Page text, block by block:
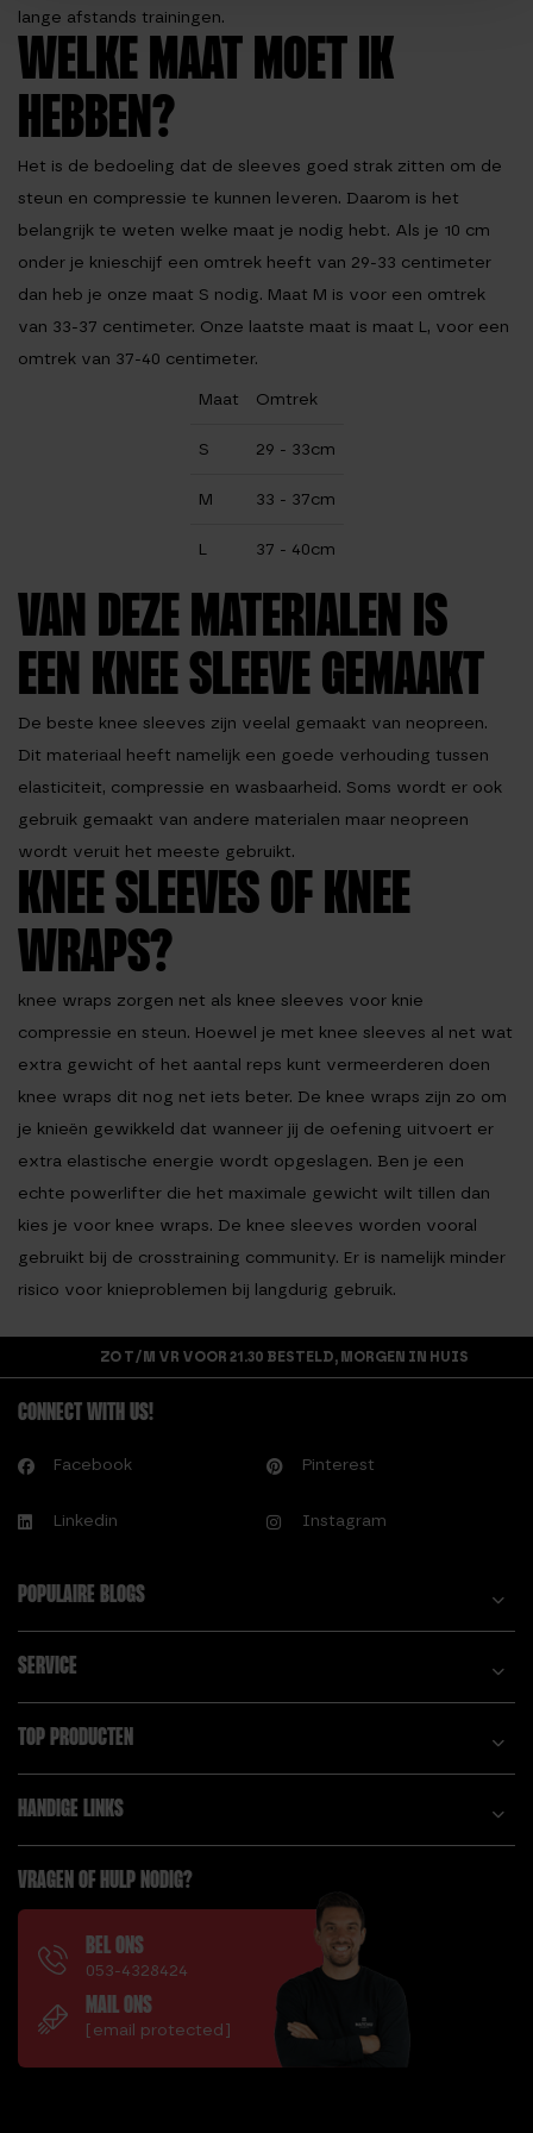
lange afstands trainingen.
WELKE MAAT MOET IK
HEBBEN?
Het is de bedoeling dat de sleeves goed strak zitten om de
steun en compressie te kunnen leveren. Daarom is het
belangrijk te weten welke maat je nodig hebt. Als je 10 cm
onder je knieschijf een omtrek heeft van 29-33 centimeter
dan heb je onze maat S nodig. Maat M is voor een omtrek
van 33-37 centimeter. Onze laatste maat is maat L, voor een
omtrek van 37-40 centimeter.
Maat
Omtrek
S 29 - 33cm
M 33 - 37cm
L 37 - 40cm
VAN DEZE MATERIALEN IS
EEN KNEE SLEEVE GEMAAKT
De beste knee sleeves zijn veelal gemaakt van neopreen.
Dit materiaal heeft namelijk een goede verhouding tussen
elasticiteit, compressie en wasbaarheid. Soms wordt er ook
gebruik gemaakt van andere materialen maar neopreen
wordt veruit het meeste gebruikt.
KNEE SLEEVES OF KNEE
WRAPS?
knee wraps zorgen net als knee sleeves voor knie
compressie en steun. Hoewel je met knee sleeves al net wat
extra gewicht of het aantal reps kunt vermeerderen doen
knee wraps dit nog net iets beter. De knee wraps zijn zo om
je knieën gewikkeld dat wanneer jij de oefening uitvoert er
extra elastische energie wordt opgeslagen. Ben je een
echte powerlifter die het maximale gewicht wilt tillen dan
kies je voor knee wraps. De knee sleeves worden vooral
gebruikt bij de crosstraining community. Er is namelijk minder
risico voor knieproblemen bij langdurig gebruik.
ZO T/M VR VOOR 21.30 BESTELD, MORGEN IN HUIS
CONNECT WITH US!
Facebook Pinterest
Linkedin Instagram
POPULAIRE BLOGS
SERVICE
TOP PRODUCTEN
HANDIGE LINKS
VRAGEN OF HULP NODIG?
BEL ONS
053-4328424
MAIL ONS
[email protected]